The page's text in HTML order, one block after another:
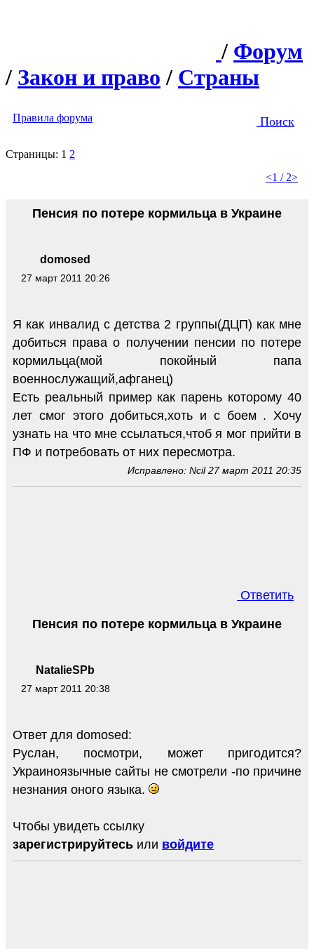
/ Форум
/ Закон и право / Страны
Правила форума Поиск
Страницы: 1 2
<1 / 2>
domosed
27 март 2011 20:26
Пенсия по потере кормильца в Украине
Я как инвалид с детства 2 группы(ДЦП) как мне
добиться права о получении пенсии по потере
кормильца(мой покойный папа
военнослужащий,афганец)
Есть реальный пример как парень которому 40
лет смог этого добиться,хоть и с боем . Хочу
узнать на что мне ссылаться,чтоб я мог прийти в
ПФ и потребовать от них пересмотра.
Исправлено: Ncil 27 март 2011 20:35
Ответить
NatalieSPb
27 март 2011 20:38
Пенсия по потере кормильца в Украине
Ответ для domosed:
Руслан, посмотри, может пригодится?
Украиноязычные сайты не смотрели -по причине
незнания оного языка.
Чтобы увидеть ссылку
зарегистрируйтесь или войдите